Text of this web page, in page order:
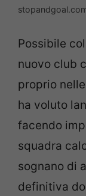
Possibile
nuovo club
proprio
ha voluto
facendo
squadra
sognano di
definitiva